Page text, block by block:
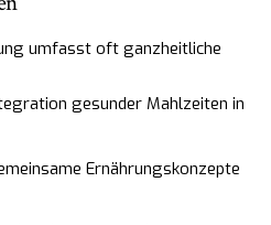
umfasst oft ganzheitliche
gesunder Mahlzeiten in
Ernährungskonzepte